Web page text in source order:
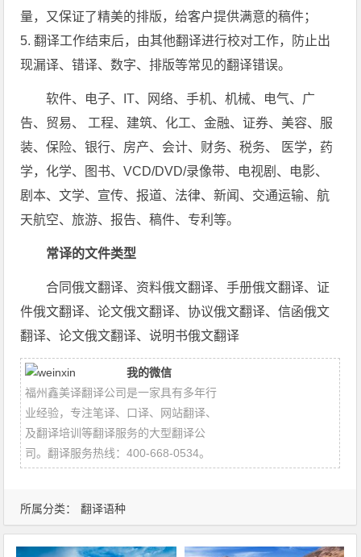
所属分类： 翻译语种
量，又保证了精美的排版，给客户提供满意的稿件；
5. 翻译工作结束后，由其他翻译进行校对工作，防止出
现漏译、错译、数字、排版等常见的翻译错误。
软件、电子、IT、网络、手机、机械、电气、广
告、贸易、 工程、建筑、化工、金融、证券、美容、服
装、保险、银行、房产、会计、财务、税务、 医学，药
学，化学、图书、VCD/DVD/录像带、电视剧、电影、
剧本、文学、宣传、报道、法律、新闻、交通运输、航
天航空、旅游、报告、稿件、专利等。
常译的文件类型
合同俄文翻译、资料俄文翻译、手册俄文翻译、证
件俄文翻译、论文俄文翻译、协议俄文翻译、信函俄文
翻译、论文俄文翻译、说明书俄文翻译
我的微信
福州鑫美译翻译公司是一家具有多年行
业经验，专注笔译、口译、网站翻译、
及翻译培训等翻译服务的大型翻译公
司。翻译服务热线：400-668-0534。